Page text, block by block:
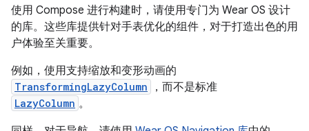
使用 Compose 进行构建时，请使用专门为 Wear OS 设计
的库。这些库提供针对手表优化的组件，对于打造出色的用
户体验至关重要。
例如，使用支持缩放和变形动画的
TransformingLazyColumn ，而不是标准
LazyColumn 。